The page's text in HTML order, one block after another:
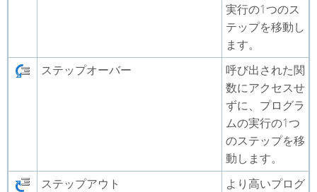
実行の1つのス
テップを移動し
ます。
ステップオーバー
呼び出された関
数にアクセスせ
ずに、プログラ
ムの実行の1つ
のステップを移
動します。
ステップアウト
より高いプログ